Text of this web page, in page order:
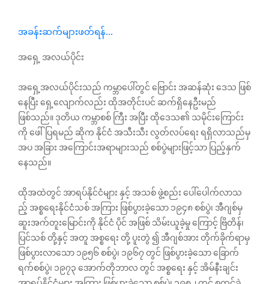
အခန်းဆက်များဖတ်ရန်...
အရှေ့ အလယ်ပိုင်း
အရှေ့အလယ်ပိုင်းသည် ကမ္ဘာပေါ်တွင် ‌ဗြောင်း အဆန်ဆုံး ဒေသ ဖြစ်
နေပြီး ရှေ့လျောက်လည်း ထိုအတိုင်းပင် ဆက်ရှိနေဦးမည်
ဖြစ်သည်။ ဒုတိယ ကမ္ဘာစစ် ကြီး အပြီး ထို‌ဒေသ၏ သမိုင်းကြောင်း
ကို ဖေါ်ပြရမည် ဆိုက နိုင်ငံ အသီးသီး လွတ်လပ်ရေး ရရှိလာသည်မှ
အပ အခြား အကြောင်းအရာများသည် စစ်ပွဲများဖြင့်သာ ပြည့်နှက်
နေသည်။
ထိုအထဲတွင် အာရပ်နိုင်ငံများ နှင့် အသစ် ဖွဲ့စည်း ပေါ်ပေါက်လာသ
ည့် အစ္စရေးနိုင်ငံသစ် အကြား ဖြစ်ပွားခဲ့သော ၁၉၄၈ စစ်ပွဲ၊ အီဂျစ်မှ
ဆူးအက်တူးမြောင်းကို နိုင်ငံ ပိုင် အဖြစ် သိမ်းယူခဲ့မှု ကြောင့် ဗြိတိန်၊
ပြင်သစ် တို့နှင့် အတူ အစ္စရေး တို့ ပူးတွဲ ၍ အီဂျစ်အား တိုက်ခိုက်ရာမှ
ဖြစ်ပွားလာသော ၁၉၅၆ စစ်ပွဲ၊ ၁၉၆၇ တွင် ဖြစ်ပွားခဲ့သော ခြောက်
ရက်စစ်ပွဲ၊ ၁၉၇၃ အောက်တိုဘာလ တွင် အစ္စရေး နှင့် အိမ်နီးချင်း